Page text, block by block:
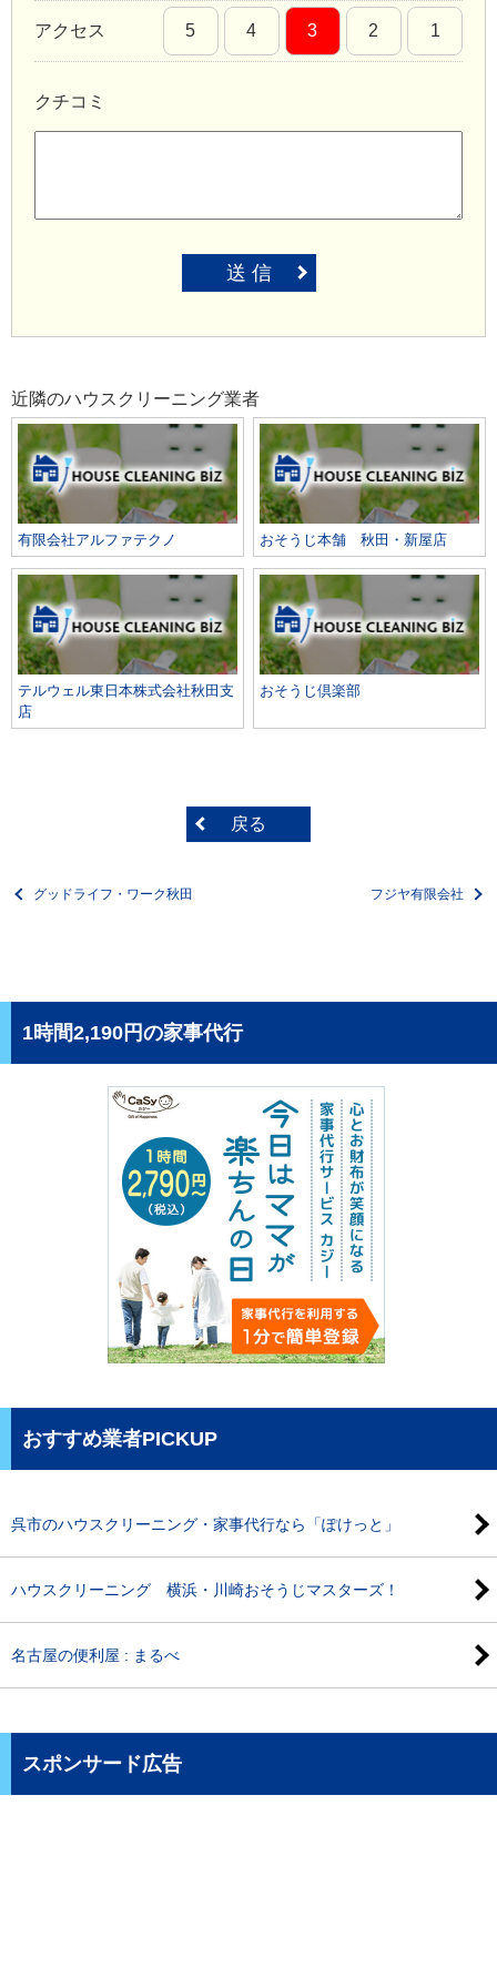
アクセス 5 4 3 2 1
クチコミ
送 信
近隣のハウスクリーニング業者
有限会社アルファテクノ おそうじ本舗 秋田・新屋店
テルウェル東日本株式会社秋田支
店
おそうじ倶楽部
戻る
グッドライフ・ワーク秋田 フジヤ有限会社
1時間2,190円の家事代行
おすすめ業者PICKUP
呉市のハウスクリーニング・家事代行なら「ぽけっと」
ハウスクリーニング 横浜・川崎おそうじマスターズ！
名古屋の便利屋 : まるべ
スポンサード広告